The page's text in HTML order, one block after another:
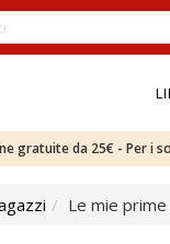
gratuite da 25€ - Per i
Le mie